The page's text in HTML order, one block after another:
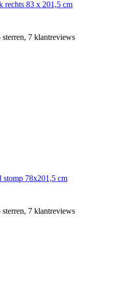
rechts 83 x 201,5 cm
7 klantreviews
stomp 78x201,5 cm
7 klantreviews